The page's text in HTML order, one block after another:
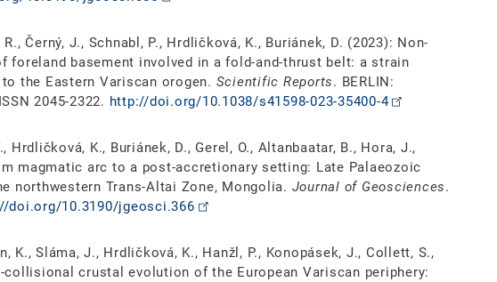
Černý, J., Schnabl, P., Hrdličková, K., Buriánek, D. (2023): Non-
foreland basement involved in a fold-and-thrust belt: a strain
the Eastern Variscan orogen. Scientific Reports. BERLIN:
2045-2322. http://doi.org/10.1038/s41598-023-35400-4
Hrdličková, K., Buriánek, D., Gerel, O., Altanbaatar, B., Hora, J.,
magmatic arc to a post-accretionary setting: Late Palaeozoic
northwestern Trans-Altai Zone, Mongolia. Journal of Geosciences.
doi.org/10.3190/jgeosci.366
K., Sláma, J., Hrdličková, K., Hanžl, P., Konopásek, J., Collett, S.,
collisional crustal evolution of the European Variscan periphery: